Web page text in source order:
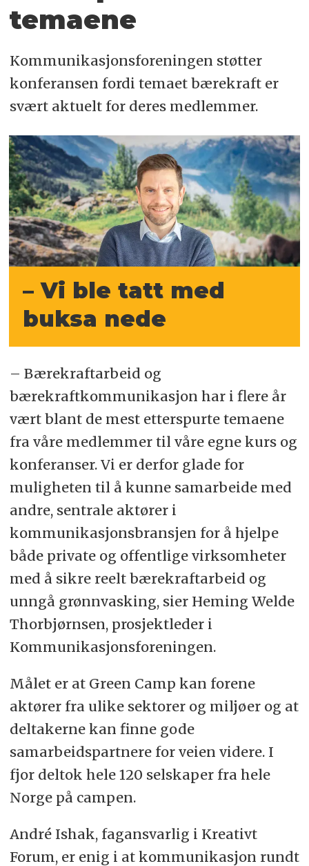
temaene
Kommunikasjonsforeningen støtter
konferansen fordi temaet bærekraft er
svært aktuelt for deres medlemmer.
– Vi ble tatt med
buksa nede
– Bærekraftarbeid og
bærekraftkommunikasjon har i flere år
vært blant de mest etterspurte temaene
fra våre medlemmer til våre egne kurs og
konferanser. Vi er derfor glade for
muligheten til å kunne samarbeide med
andre, sentrale aktører i
kommunikasjonsbransjen for å hjelpe
både private og offentlige virksomheter
med å sikre reelt bærekraftarbeid og
unngå grønnvasking, sier Heming Welde
Thorbjørnsen, prosjektleder i
Kommunikasjonsforeningen.
Målet er at Green Camp kan forene
aktører fra ulike sektorer og miljøer og at
deltakerne kan finne gode
samarbeidspartnere for veien videre. I
fjor deltok hele 120 selskaper fra hele
Norge på campen.
André Ishak, fagansvarlig i Kreativt
Forum, er enig i at kommunikasjon rundt